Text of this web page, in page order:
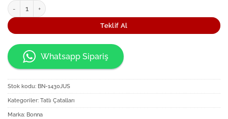
Bonna Justo Tatlı Çatalı adet
Teklif Al
Whatsapp Sipariş
Stok kodu: BN-1430JUS
Kategoriler: Tatlı Çatalları
Marka: Bonna